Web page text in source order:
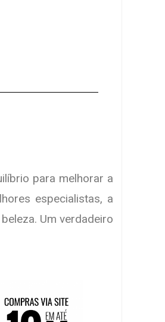
para melhorar a
especialistas, a
Um verdadeiro